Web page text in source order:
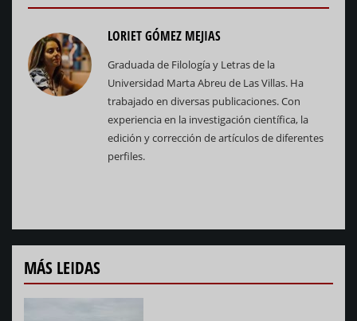
LORIET GÓMEZ MEJIAS
Graduada de Filología y Letras de la
Universidad Marta Abreu de Las Villas. Ha
trabajado en diversas publicaciones. Con
experiencia en la investigación científica, la
edición y corrección de artículos de diferentes
perfiles.
MÁS LEIDAS